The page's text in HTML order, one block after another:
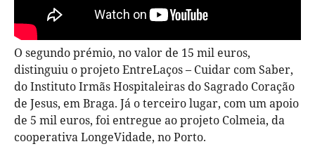
O segundo prémio, no valor de 15 mil euros,
distinguiu o projeto EntreLaços – Cuidar com Saber,
do Instituto Irmãs Hospitaleiras do Sagrado Coração
de Jesus, em Braga. Já o terceiro lugar, com um apoio
de 5 mil euros, foi entregue ao projeto Colmeia, da
cooperativa LongeVidade, no Porto.